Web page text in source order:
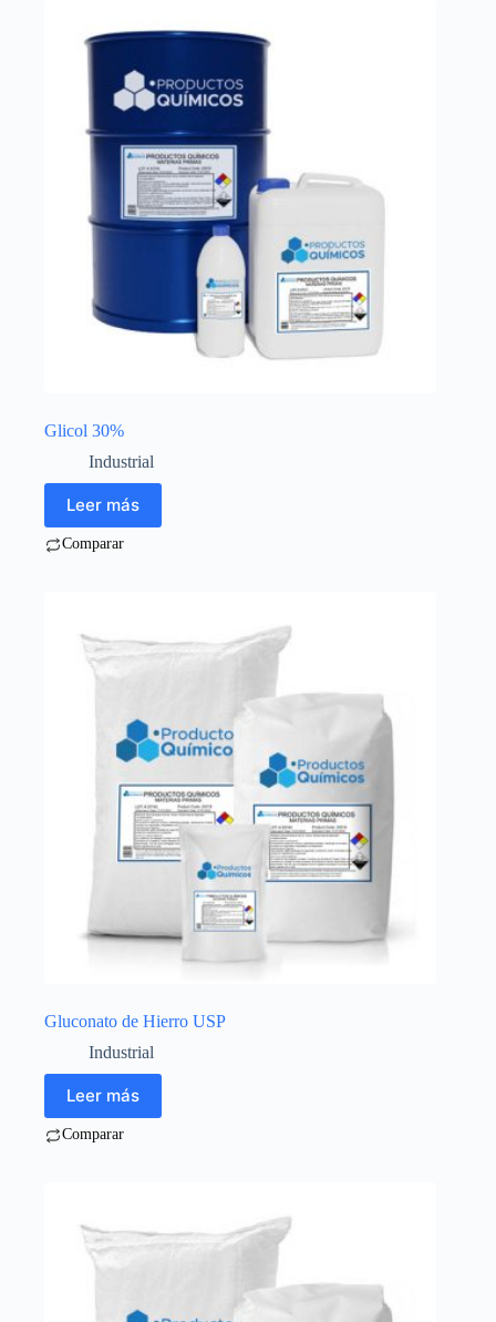
Glicol 30%
Industrial
Leer más
Comparar
Gluconato de Hierro USP
Industrial
Leer más
Comparar